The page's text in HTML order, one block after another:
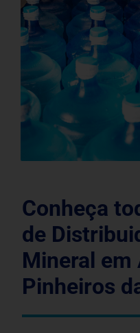
Conheça
de
Mineral em
Pinheiros